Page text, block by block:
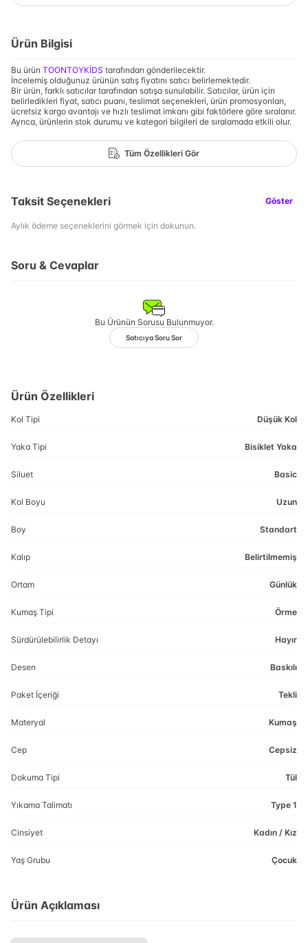
Ürün Bilgisi
Bu ürün TOONTOYKİDS tarafından gönderilecektir.
İncelemiş olduğunuz ürünün satış fiyatını satıcı belirlemektedir.
Bir ürün, farklı satıcılar tarafından satışa sunulabilir. Satıcılar, ürün için
belirledikleri fiyat, satıcı puanı, teslimat seçenekleri, ürün promosyonları,
ücretsiz kargo avantajı ve hızlı teslimat imkanı gibi faktörlere göre sıralanır.
Ayrıca, ürünlerin stok durumu ve kategori bilgileri de sıralamada etkili olur.
Tüm Özellikleri Gör
Taksit Seçenekleri Göster
Aylık ödeme seçeneklerini görmek için dokunun.
Soru & Cevaplar
Bu Ürünün Sorusu Bulunmuyor.
Satıcıya Soru Sor
Ürün Özellikleri
Kol Tipi Düşük Kol
Yaka Tipi Bisiklet Yaka
Siluet Basic
Kol Boyu Uzun
Boy Standart
Kalıp Belirtilmemiş
Ortam Günlük
Kumaş Tipi Örme
Sürdürülebilirlik Detayı Hayır
Desen Baskılı
Paket İçeriği Tekli
Materyal Kumaş
Cep Cepsiz
Dokuma Tipi Tül
Yıkama Talimatı Type 1
Cinsiyet Kadın / Kız
Yaş Grubu Çocuk
Ürün Açıklaması